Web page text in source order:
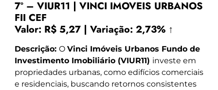
7º – VIUR11 | VINCI IMOVEIS URBANOS
FII CEF
Valor: R$ 5,27 | Variação: 2,73% ↑
Descrição: O Vinci Imóveis Urbanos Fundo de
Investimento Imobiliário (VIUR11) investe em
propriedades urbanas, como edifícios comerciais
e residenciais, buscando retornos consistentes